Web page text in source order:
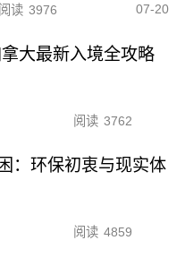
阅读 3976 07-20
大最新入境全攻略
阅读 3762
：环保初衷与现实体
阅读 4859